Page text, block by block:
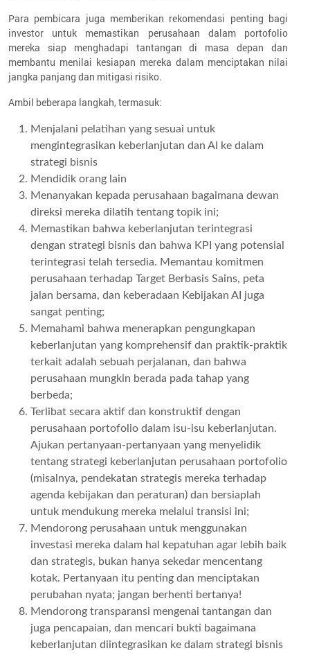
Para pembicara juga memberikan rekomendasi penting bagi
investor untuk memastikan perusahaan dalam portofolio
mereka siap menghadapi tantangan di masa depan dan
membantu menilai kesiapan mereka dalam menciptakan nilai
jangka panjang dan mitigasi risiko.
Ambil beberapa langkah, termasuk:
Menjalani pelatihan yang sesuai untuk
mengintegrasikan keberlanjutan dan AI ke dalam
strategi bisnis
Mendidik orang lain
Menanyakan kepada perusahaan bagaimana dewan
direksi mereka dilatih tentang topik ini;
Memastikan bahwa keberlanjutan terintegrasi
dengan strategi bisnis dan bahwa KPI yang potensial
terintegrasi telah tersedia. Memantau komitmen
perusahaan terhadap Target Berbasis Sains, peta
jalan bersama, dan keberadaan Kebijakan AI juga
sangat penting;
Memahami bahwa menerapkan pengungkapan
keberlanjutan yang komprehensif dan praktik-praktik
terkait adalah sebuah perjalanan, dan bahwa
perusahaan mungkin berada pada tahap yang
berbeda;
Terlibat secara aktif dan konstruktif dengan
perusahaan portofolio dalam isu-isu keberlanjutan.
Ajukan pertanyaan-pertanyaan yang menyelidik
tentang strategi keberlanjutan perusahaan portofolio
(misalnya, pendekatan strategis mereka terhadap
agenda kebijakan dan peraturan) dan bersiaplah
untuk mendukung mereka melalui transisi ini;
Mendorong perusahaan untuk menggunakan
investasi mereka dalam hal kepatuhan agar lebih baik
dan strategis, bukan hanya sekedar mencentang
kotak. Pertanyaan itu penting dan menciptakan
perubahan nyata; jangan berhenti bertanya!
Mendorong transparansi mengenai tantangan dan
juga pencapaian, dan mencari bukti bagaimana
keberlanjutan diintegrasikan ke dalam strategi bisnis